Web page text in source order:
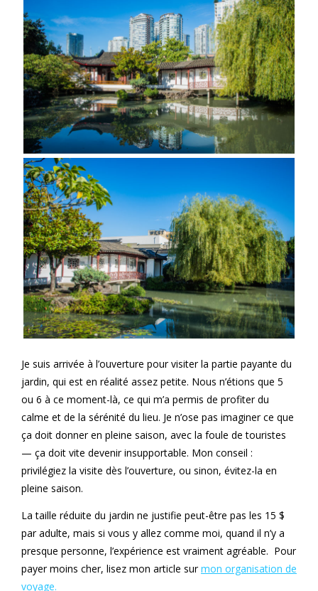
Je suis arrivée à l’ouverture pour visiter la partie payante du
jardin, qui est en réalité assez petite. Nous n’étions que 5
ou 6 à ce moment-là, ce qui m’a permis de profiter du
calme et de la sérénité du lieu. Je n’ose pas imaginer ce que
ça doit donner en pleine saison, avec la foule de touristes
— ça doit vite devenir insupportable. Mon conseil :
privilégiez la visite dès l’ouverture, ou sinon, évitez-la en
pleine saison.
La taille réduite du jardin ne justifie peut-être pas les 15 $
par adulte, mais si vous y allez comme moi, quand il n’y a
presque personne, l’expérience est vraiment agréable. Pour
payer moins cher, lisez mon article surmon organisation de
voyage.